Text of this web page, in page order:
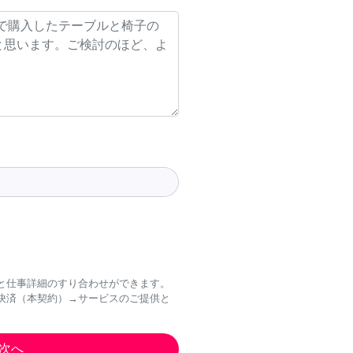
事詳細のすり合わせができます。
済（本契約）→サービスのご提供と